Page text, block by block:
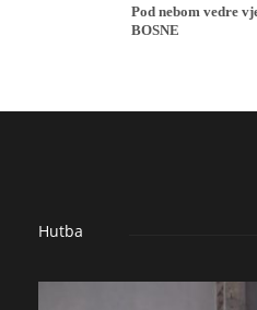
Pod nebom vedre
BOSNE
Hutba